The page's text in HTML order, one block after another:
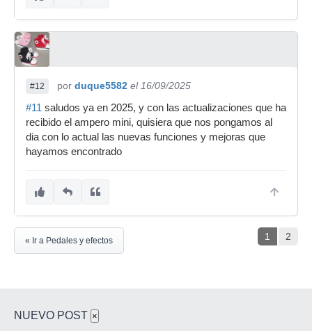
#12 por duque5582 el 16/09/2025
#11 saludos ya en 2025, y con las actualizaciones que ha
recibido el ampero mini, quisiera que nos pongamos al
dia con lo actual las nuevas funciones y mejoras que
hayamos encontrado
1 2
« Ir a Pedales y efectos
NUEVO POST ×